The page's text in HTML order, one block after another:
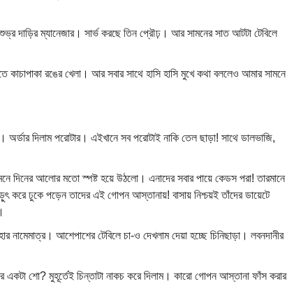
দাড়ির ম্যানেজার। সার্ভ করছে তিন প্রৌঢ়। আর সামনের সাত আটটা টেবিলে
কাচাপাকা রঙের খেলা। আর সবার সাথে হাসি হাসি মুখে কথা বললেও আমার সামনে
দিলাম পরোটার। এইখানে সব পরোটাই নাকি তেল ছাড়া! সাথে ডালভাজি,
দিনের আলোর মতো স্পষ্ট হয়ে উঠলো। এনাদের সবার পায়ে কেডস পরা! তারমানে
করে ঢুকে পড়েন তাদের এই গোপন আস্তানায়! বাসায় নিশ্চয়ই তাঁদের ডায়েটে
আশেপাশের টেবিলে চা-ও দেখলাম দেয়া হচ্ছে চিনিছাড়া। লবনদানীর
একটা শো? মুহূর্তেই চিন্তাটা নাকচ করে দিলাম। কারো গোপন আস্তানা ফাঁস করার